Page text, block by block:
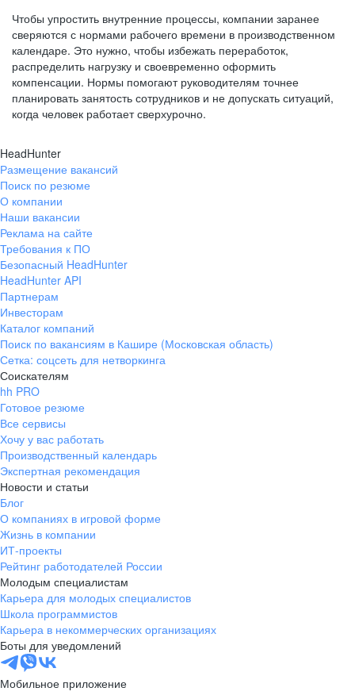
Чтобы упростить внутренние процессы, компании заранее
сверяются с нормами рабочего времени в производственном
календаре. Это нужно, чтобы избежать переработок,
распределить нагрузку и своевременно оформить
компенсации. Нормы помогают руководителям точнее
планировать занятость сотрудников и не допускать ситуаций,
когда человек работает сверхурочно.
HeadHunter
Размещение вакансий
Поиск по резюме
О компании
Наши вакансии
Реклама на сайте
Требования к ПО
Безопасный HeadHunter
HeadHunter API
Партнерам
Инвесторам
Каталог компаний
Поиск по вакансиям в Кашире (Московская область)
Сетка: соцсеть для нетворкинга
Соискателям
hh PRO
Готовое резюме
Все сервисы
Хочу у вас работать
Производственный календарь
Экспертная рекомендация
Новости и статьи
Блог
О компаниях в игровой форме
Жизнь в компании
ИТ-проекты
Рейтинг работодателей России
Молодым специалистам
Карьера для молодых специалистов
Школа программистов
Карьера в некоммерческих организациях
Боты для уведомлений
Мобильное приложение